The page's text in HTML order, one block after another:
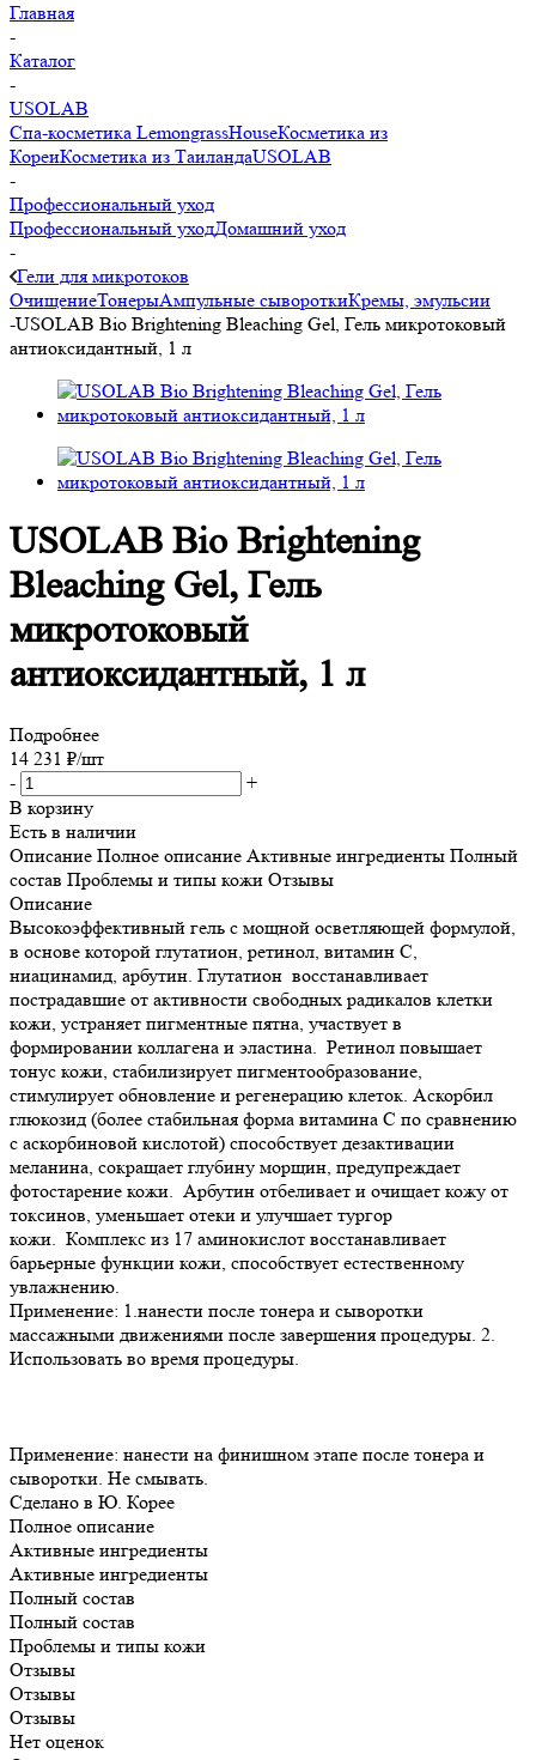
Главная
-
Каталог
-
USOLAB
Спа-косметика LemongrassHouseКосметика из
КореиКосметика из ТаиландаUSOLAB
-
Профессиональный уход
Профессиональный уходДомашний уход
-
Гели для микротоков
ОчищениеТонерыАмпульные сывороткиКремы, эмульсии
-USOLAB Bio Brightening Bleaching Gel, Гель микротоковый
антиоксидантный, 1 л
USOLAB Bio Brightening
Bleaching Gel, Гель
микротоковый
антиоксидантный, 1 л
Подробнее
14 231 ₽/шт
-
+
В корзину
Есть в наличии
Описание Полное описание Активные ингредиенты Полный
состав Проблемы и типы кожи Отзывы
Описание
Высокоэффективный гель с мощной осветляющей формулой,
в основе которой глутатион, ретинол, витамин С,
ниацинамид, арбутин. Глутатион восстанавливает
пострадавшие от активности свободных радикалов клетки
кожи, устраняет пигментные пятна, участвует в
формировании коллагена и эластина. Ретинол повышает
тонус кожи, стабилизирует пигментообразование,
стимулирует обновление и регенерацию клеток. Аскорбил
глюкозид (более стабильная форма витамина С по сравнению
с аскорбиновой кислотой) способствует дезактивации
меланина, сокращает глубину морщин, предупреждает
фотостарение кожи. Арбутин отбеливает и очищает кожу от
токсинов, уменьшает отеки и улучшает тургор
кожи. Комплекс из 17 аминокислот восстанавливает
барьерные функции кожи, способствует естественному
увлажнению.
Применение: 1.нанести после тонера и сыворотки
массажными движениями после завершения процедуры. 2.
Использовать во время процедуры.
Применение: нанести на финишном этапе после тонера и
сыворотки. Не смывать.
Сделано в Ю. Корее
Полное описание
Активные ингредиенты
Активные ингредиенты
Полный состав
Полный состав
Проблемы и типы кожи
Отзывы
Отзывы
Отзывы
Нет оценок